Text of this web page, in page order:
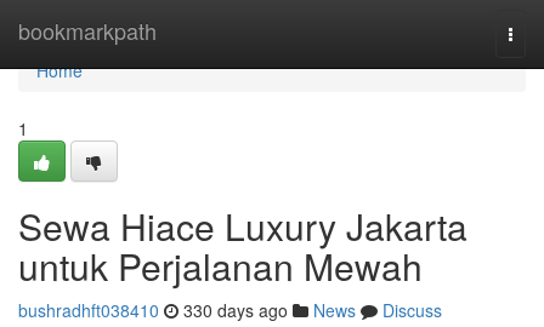
bookmarkpath
Home
Home
1
Sewa Hiace Luxury Jakarta
untuk Perjalanan Mewah
bushradhft038410 330 days ago News
Discuss